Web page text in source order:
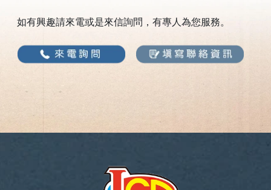
如有興趣請來電或是來信詢問，有專人為您服務。